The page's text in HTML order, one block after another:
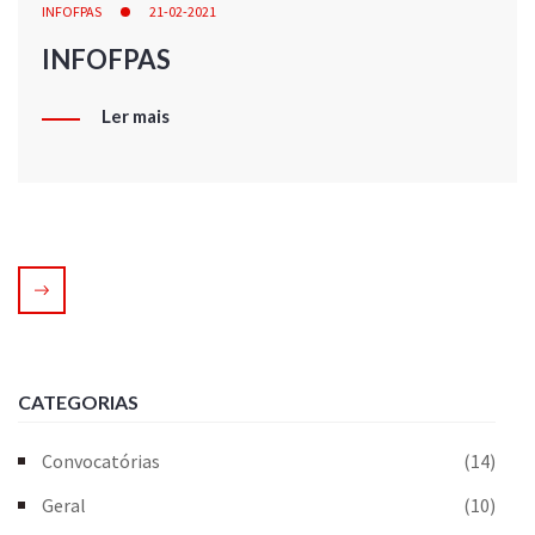
INFOFPAS 21-02-2021
INFOFPAS
Ler mais
CATEGORIAS
Convocatórias
(14)
Geral
(10)